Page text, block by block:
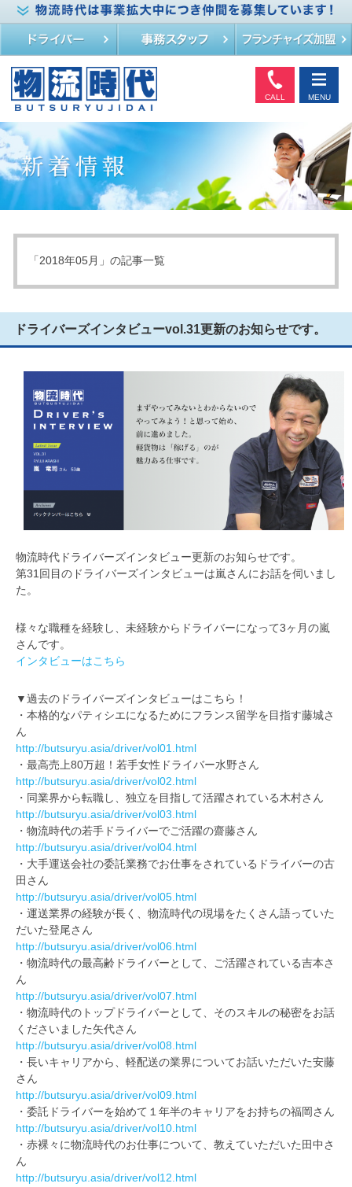
CALL MENU
「2018年05月」の記事一覧
ドライバーズインタビューvol.31更新のお知らせです。
物流時代ドライバーズインタビュー更新のお知らせです。
第31回目のドライバーズインタビューは嵐さんにお話を伺いまし
た。
様々な職種を経験し、未経験からドライバーになって3ヶ月の嵐
さんです。
インタビューはこちら
▼過去のドライバーズインタビューはこちら！
・本格的なパティシエになるためにフランス留学を目指す藤城さ
ん
http://butsuryu.asia/driver/vol01.html
・最高売上80万超！若手女性ドライバー水野さん
http://butsuryu.asia/driver/vol02.html
・同業界から転職し、独立を目指して活躍されている木村さん
http://butsuryu.asia/driver/vol03.html
・物流時代の若手ドライバーでご活躍の齋藤さん
http://butsuryu.asia/driver/vol04.html
・大手運送会社の委託業務でお仕事をされているドライバーの古
田さん
http://butsuryu.asia/driver/vol05.html
・運送業界の経験が長く、物流時代の現場をたくさん語っていた
だいた登尾さん
http://butsuryu.asia/driver/vol06.html
・物流時代の最高齢ドライバーとして、ご活躍されている吉本さ
ん
http://butsuryu.asia/driver/vol07.html
・物流時代のトップドライバーとして、そのスキルの秘密をお話
くださいました矢代さん
http://butsuryu.asia/driver/vol08.html
・長いキャリアから、軽配送の業界についてお話いただいた安藤
さん
http://butsuryu.asia/driver/vol09.html
・委託ドライバーを始めて１年半のキャリアをお持ちの福岡さん
http://butsuryu.asia/driver/vol10.html
・赤裸々に物流時代のお仕事について、教えていただいた田中さ
ん
http://butsuryu.asia/driver/vol12.html